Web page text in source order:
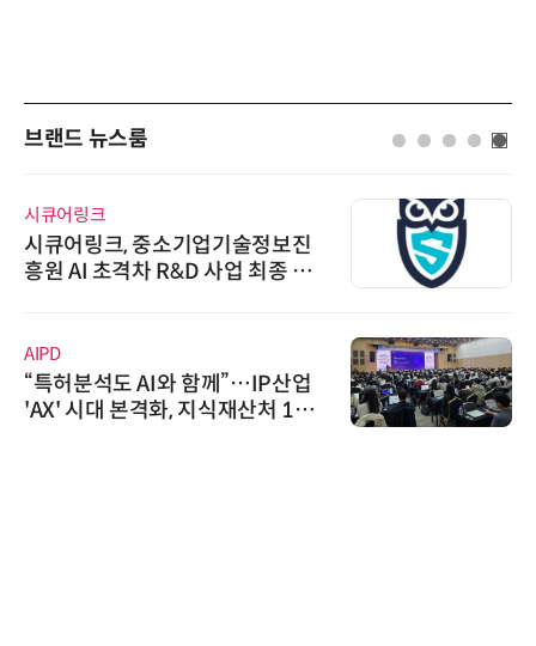
브랜드 뉴스룸
시큐어링크
시큐어링크, 중소기업기술정보진
흥원 AI 초격차 R&D 사업 최종 선
AIPD
“특허분석도 AI와 함께”…IP산업
'AX' 시대 본격화, 지식재산처 1호